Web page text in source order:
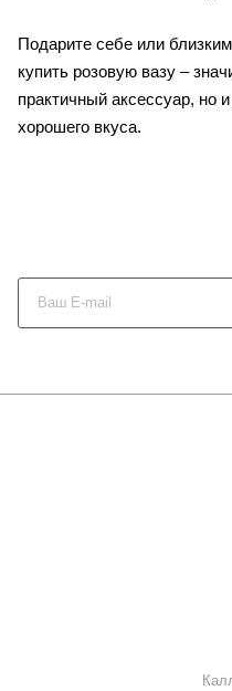
Подарите себе или
купить розовую вазу –
практичный аксессуар, но
хорошего вкуса.